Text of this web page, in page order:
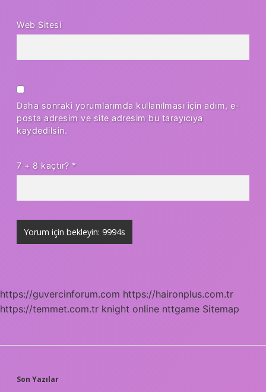
Web Sitesi
Daha sonraki yorumlarımda kullanılması için adım, e-
posta adresim ve site adresim bu tarayıcıya
kaydedilsin.
7 + 8 kaçtır? *
https://guvercinforum.com https://haironplus.com.tr
https://temmet.com.tr knight online nttgame Sitemap
Son Yazılar